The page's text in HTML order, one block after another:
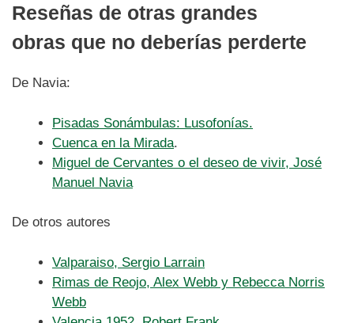
Reseñas de otras grandes
obras que no deberías perderte
De Navia:
Pisadas Sonámbulas: Lusofonías.
Cuenca en la Mirada.
Miguel de Cervantes o el deseo de vivir, José
Manuel Navia
De otros autores
Valparaiso, Sergio Larrain
Rimas de Reojo, Alex Webb y Rebecca Norris
Webb